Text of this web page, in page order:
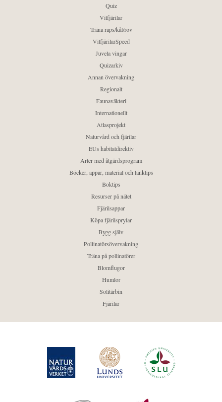
Quiz
Vitfjärilar
Träna raps/kål/rov
VitfjärilarSpeed
Juvela vingar
Quizarkiv
Annan övervakning
Regionalt
Faunaväkteri
Internationellt
Atlasprojekt
Naturvård och fjärilar
EUs habitatdirektiv
Arter med åtgärdsprogram
Böcker, appar, material och länktips
Boktips
Resurser på nätet
Fjärilsappar
Köpa fjärilsprylar
Bygg själv
Pollinatörsövervakning
Träna på pollinatörer
Blomflugor
Humlor
Solitärbin
Fjärilar